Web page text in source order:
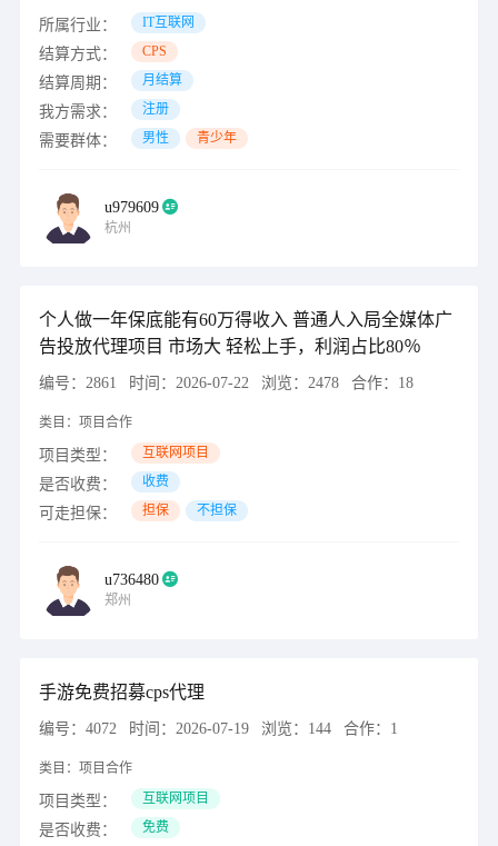
所属行业： IT互联网
结算方式： CPS
结算周期： 月结算
我方需求： 注册
需要群体： 男性 青少年
u979609
杭州
个人做一年保底能有60万得收入 普通人入局全媒体广
告投放代理项目 市场大 轻松上手，利润占比80％
编号： 2861 时间： 2026-07-22 浏览： 2478 合作： 18
类目： 项目合作
项目类型： 互联网项目
是否收费： 收费
可走担保： 担保 不担保
u736480
郑州
手游免费招募cps代理
编号： 4072 时间： 2026-07-19 浏览： 144 合作： 1
类目： 项目合作
项目类型： 互联网项目
是否收费： 免费